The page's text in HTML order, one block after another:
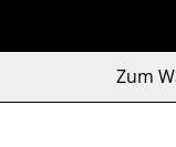
Zum